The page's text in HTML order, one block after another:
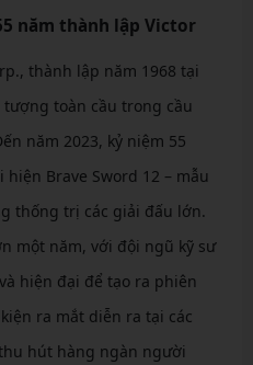
năm thành lập Victor
thành lập năm 1968 tại
toàn cầu trong cầu
năm 2023, kỷ niệm 55
Brave Sword 12 – mẫu
thống trị các giải đấu lớn.
một năm, với đội ngũ kỹ sư
hiện đại để tạo ra phiên
ra mắt diễn ra tại các
hút hàng ngàn người